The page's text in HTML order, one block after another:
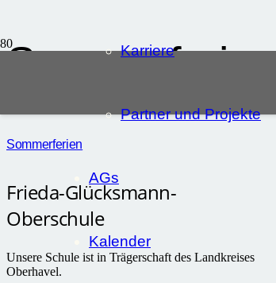
Karriere
Partner und Projekte
AGs
Kalender
Sommerferien
Sommerferien
Frieda-Glücksmann-
Oberschule
Unsere Schule ist in Trägerschaft des Landkreises
Oberhavel.